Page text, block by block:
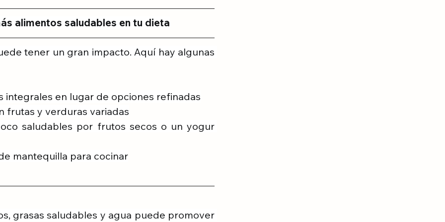
alimentos saludables en tu dieta
tener un gran impacto. Aquí hay algunas
integrales en lugar de opciones refinadas
frutas y verduras variadas
saludables por frutos secos o un yogur
mantequilla para cocinar
grasas saludables y agua puede promover